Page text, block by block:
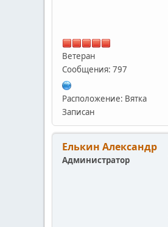
Ветеран
Сообщения: 797
Расположение: Вятка
Записан
Елькин Александр
Администратор